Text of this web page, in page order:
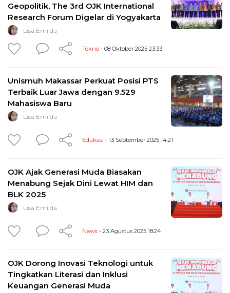
Geopolitik, The 3rd OJK International
Research Forum Digelar di Yogyakarta
Lisa Emilda
Tekno - 08 Oktober 2025 23:33
Unismuh Makassar Perkuat Posisi PTS
Terbaik Luar Jawa dengan 9.529
Mahasiswa Baru
Lisa Emilda
Edukasi - 13 September 2025 14:21
OJK Ajak Generasi Muda Biasakan
Menabung Sejak Dini Lewat HIM dan
BLK 2025
Lisa Emilda
News - 23 Agustus 2025 18:24
OJK Dorong Inovasi Teknologi untuk
Tingkatkan Literasi dan Inklusi
Keuangan Generasi Muda